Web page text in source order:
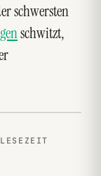
schwersten
schwitzt,